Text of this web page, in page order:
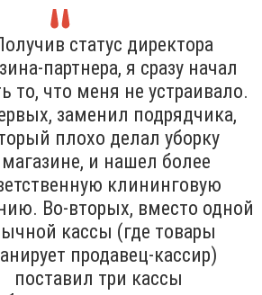
статус директора
партнера, я сразу начал
то, что меня не устраивало.
заменил подрядчика,
плохо делал уборку
и нашел более
клининговую
Во-вторых, вместо одной
кассы (где товары
продавец-кассир)
поставил три кассы